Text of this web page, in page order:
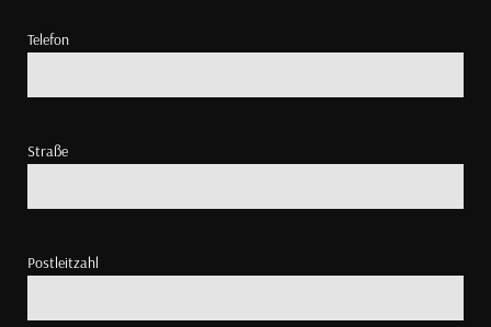
Telefon
Straße
Postleitzahl